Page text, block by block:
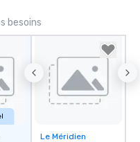
besoins
Removed from
Le Méridien